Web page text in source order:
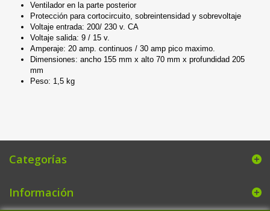
Ventilador en la parte posterior
Protección para cortocircuito, sobreintensidad y sobrevoltaje
Voltaje entrada: 200/ 230 v. CA
Voltaje salida: 9 / 15 v.
Amperaje: 20 amp. continuos / 30 amp pico maximo.
Dimensiones: ancho 155 mm x alto 70 mm x profundidad 205
mm
Peso: 1,5 kg
Categorías
Información